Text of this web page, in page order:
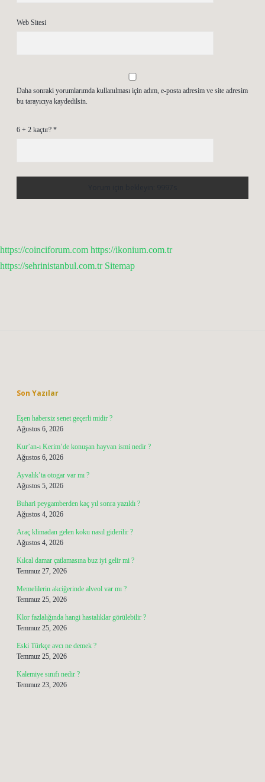
Web Sitesi
Daha sonraki yorumlarımda kullanılması için adım, e-posta adresim ve site adresim
bu tarayıcıya kaydedilsin.
6 + 2 kaçtır? *
https://coinciforum.com https://ikonium.com.tr
https://sehrinistanbul.com.tr Sitemap
Son Yazılar
Eşen habersiz senet geçerli midir ?
Ağustos 6, 2026
Kur’an-ı Kerim’de konuşan hayvan ismi nedir ?
Ağustos 6, 2026
Ayvalık’ta otogar var mı ?
Ağustos 5, 2026
Buhari peygamberden kaç yıl sonra yazıldı ?
Ağustos 4, 2026
Araç klimadan gelen koku nasıl giderilir ?
Ağustos 4, 2026
Kılcal damar çatlamasına buz iyi gelir mi ?
Temmuz 27, 2026
Memelilerin akciğerinde alveol var mı ?
Temmuz 25, 2026
Klor fazlalığında hangi hastalıklar görülebilir ?
Temmuz 25, 2026
Eski Türkçe avcı ne demek ?
Temmuz 25, 2026
Kalemiye sınıfı nedir ?
Temmuz 23, 2026